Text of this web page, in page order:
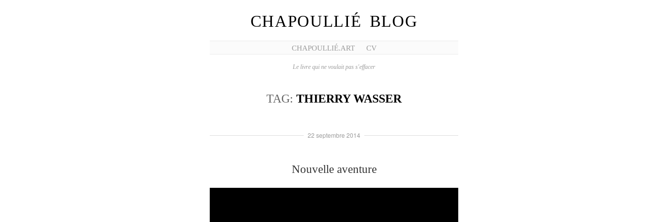
CHAPOULLIÉ BLOG
CHAPOULLIÉ.ART CV
Le livre qui ne voulait pas s'effacer
TAG: THIERRY WASSER
22 septembre 2014
Nouvelle aventure